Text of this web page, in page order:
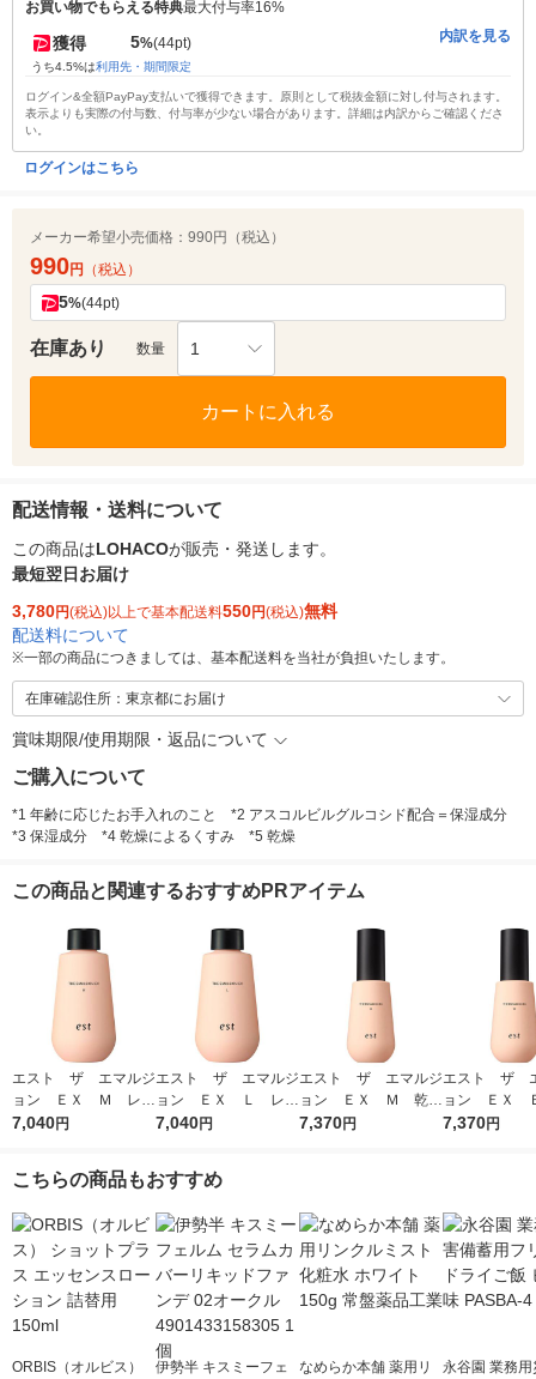
お買い物でもらえる特典最大付与率16%
獲得 5%(44pt)
うち4.5%は利用先・期間限定
内訳を見る
ログイン&全額PayPay支払いで獲得できます。原則として税抜金額に対し付与されます。
表示よりも実際の付与数、付与率が少ない場合があります。詳細は内訳からご確認くださ
い。
ログインはこちら
メーカー希望小売価格： 990円（税込）
990円 （税込）
5%(44pt)
在庫あり 数量 1
カートに入れる
配送情報・送料について
この商品はLOHACOが販売・発送します。
最短翌日お届け
3,780円(税込)以上で基本配送料550円(税込)無料
配送料について
※一部の商品につきましては、基本配送料を当社が負担いたします。
在庫確認住所：東京都にお届け
賞味期限/使用期限・返品について
ご購入について
*1 年齢に応じたお手入れのこと *2 アスコルビルグルコシド配合＝保湿成分
*3 保湿成分 *4 乾燥によるくすみ *5 乾燥
この商品と関連するおすすめPRアイテム
エスト ザ エマルジ
ョン ＥＸ Ｍ レフ
ィル 乾燥が気になる
7,040円
エスト ザ エマルジ
ョン ＥＸ Ｌ レフ
ィル ハリ感のなさが
7,040円
エスト ザ エマルジ
ョン ＥＸ Ｍ 乾燥
が気になる方 120g
7,370円
エスト ザ
ョン ＥＸ
ニンの生成を
7,370円
こちらの商品もおすすめ
ORBIS（オルビス）
伊勢半 キスミーフェ
なめらか本舗 薬用リ
永谷園 業務用